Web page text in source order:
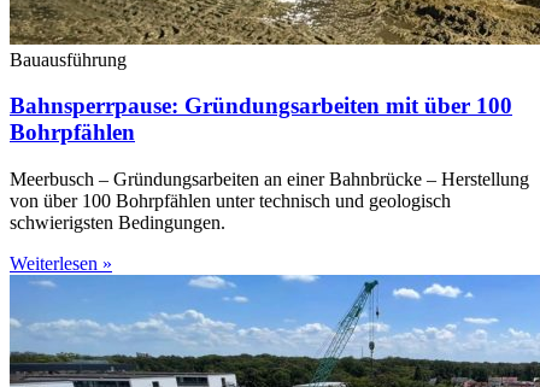
Bauausführung
Bahnsperrpause: Gründungsarbeiten mit über 100
Bohrpfählen
Meerbusch – Gründungsarbeiten an einer Bahnbrücke – Herstellung
von über 100 Bohrpfählen unter technisch und geologisch
schwierigsten Bedingungen.
Weiterlesen »